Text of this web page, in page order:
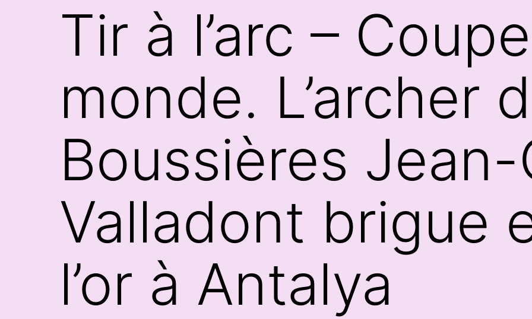
Tir à l’arc –
monde. L’archer
Boussières
Valladont brigue
l’or à Antalya